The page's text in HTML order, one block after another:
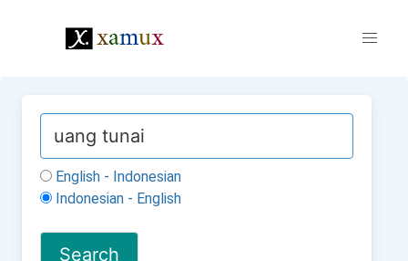
English - Indonesian
Indonesian - English